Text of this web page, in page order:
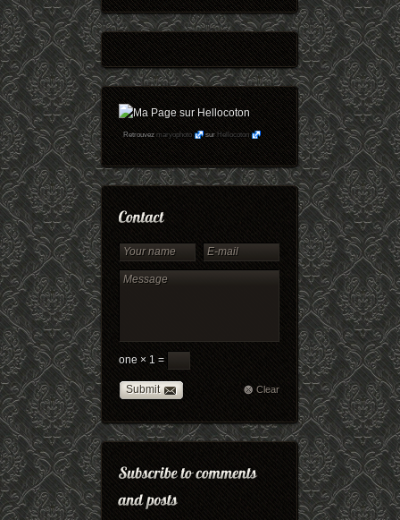
Retrouvezmaryophoto surHellocoton
one × 1 =
Submit Clear